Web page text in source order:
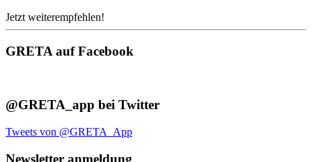
Jetzt weiterempfehlen!
GRETA auf Facebook
@GRETA_app bei Twitter
Tweets von @GRETA_App
Newsletter anmeldung